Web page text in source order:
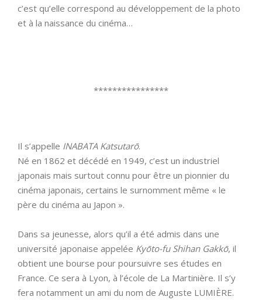
c’est qu’elle correspond au développement de la photo
et à la naissance du cinéma…
****************
Il s’appelle INABATA Katsutarō.
Né en 1862 et décédé en 1949, c’est un industriel
japonais mais surtout connu pour être un pionnier du
cinéma japonais, certains le surnomment même « le
père du cinéma au Japon ».
Dans sa jeunesse, alors qu’il a été admis dans une
université japonaise appelée Kyōto-fu Shihan Gakkō, il
obtient une bourse pour poursuivre ses études en
France. Ce sera à Lyon, à l’école de La Martinière. Il s’y
fera notamment un ami du nom de Auguste LUMIÈRE.